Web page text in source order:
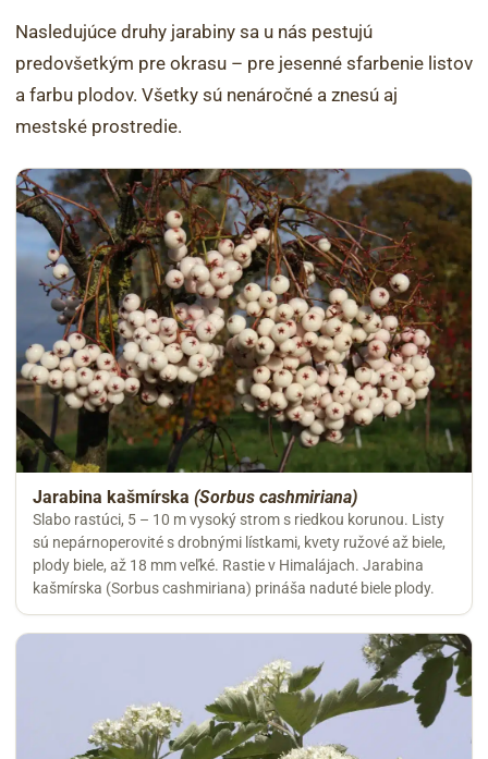
Nasledujúce druhy jarabiny sa u nás pestujú
predovšetkým pre okrasu – pre jesenné sfarbenie listov
a farbu plodov. Všetky sú nenáročné a znesú aj
mestské prostredie.
Jarabina kašmírska (Sorbus cashmiriana)
Slabo rastúci, 5 – 10 m vysoký strom s riedkou korunou. Listy
sú nepárnoperovité s drobnými lístkami, kvety ružové až biele,
plody biele, až 18 mm veľké. Rastie v Himalájach. Jarabina
kašmírska (Sorbus cashmiriana) prináša naduté biele plody.